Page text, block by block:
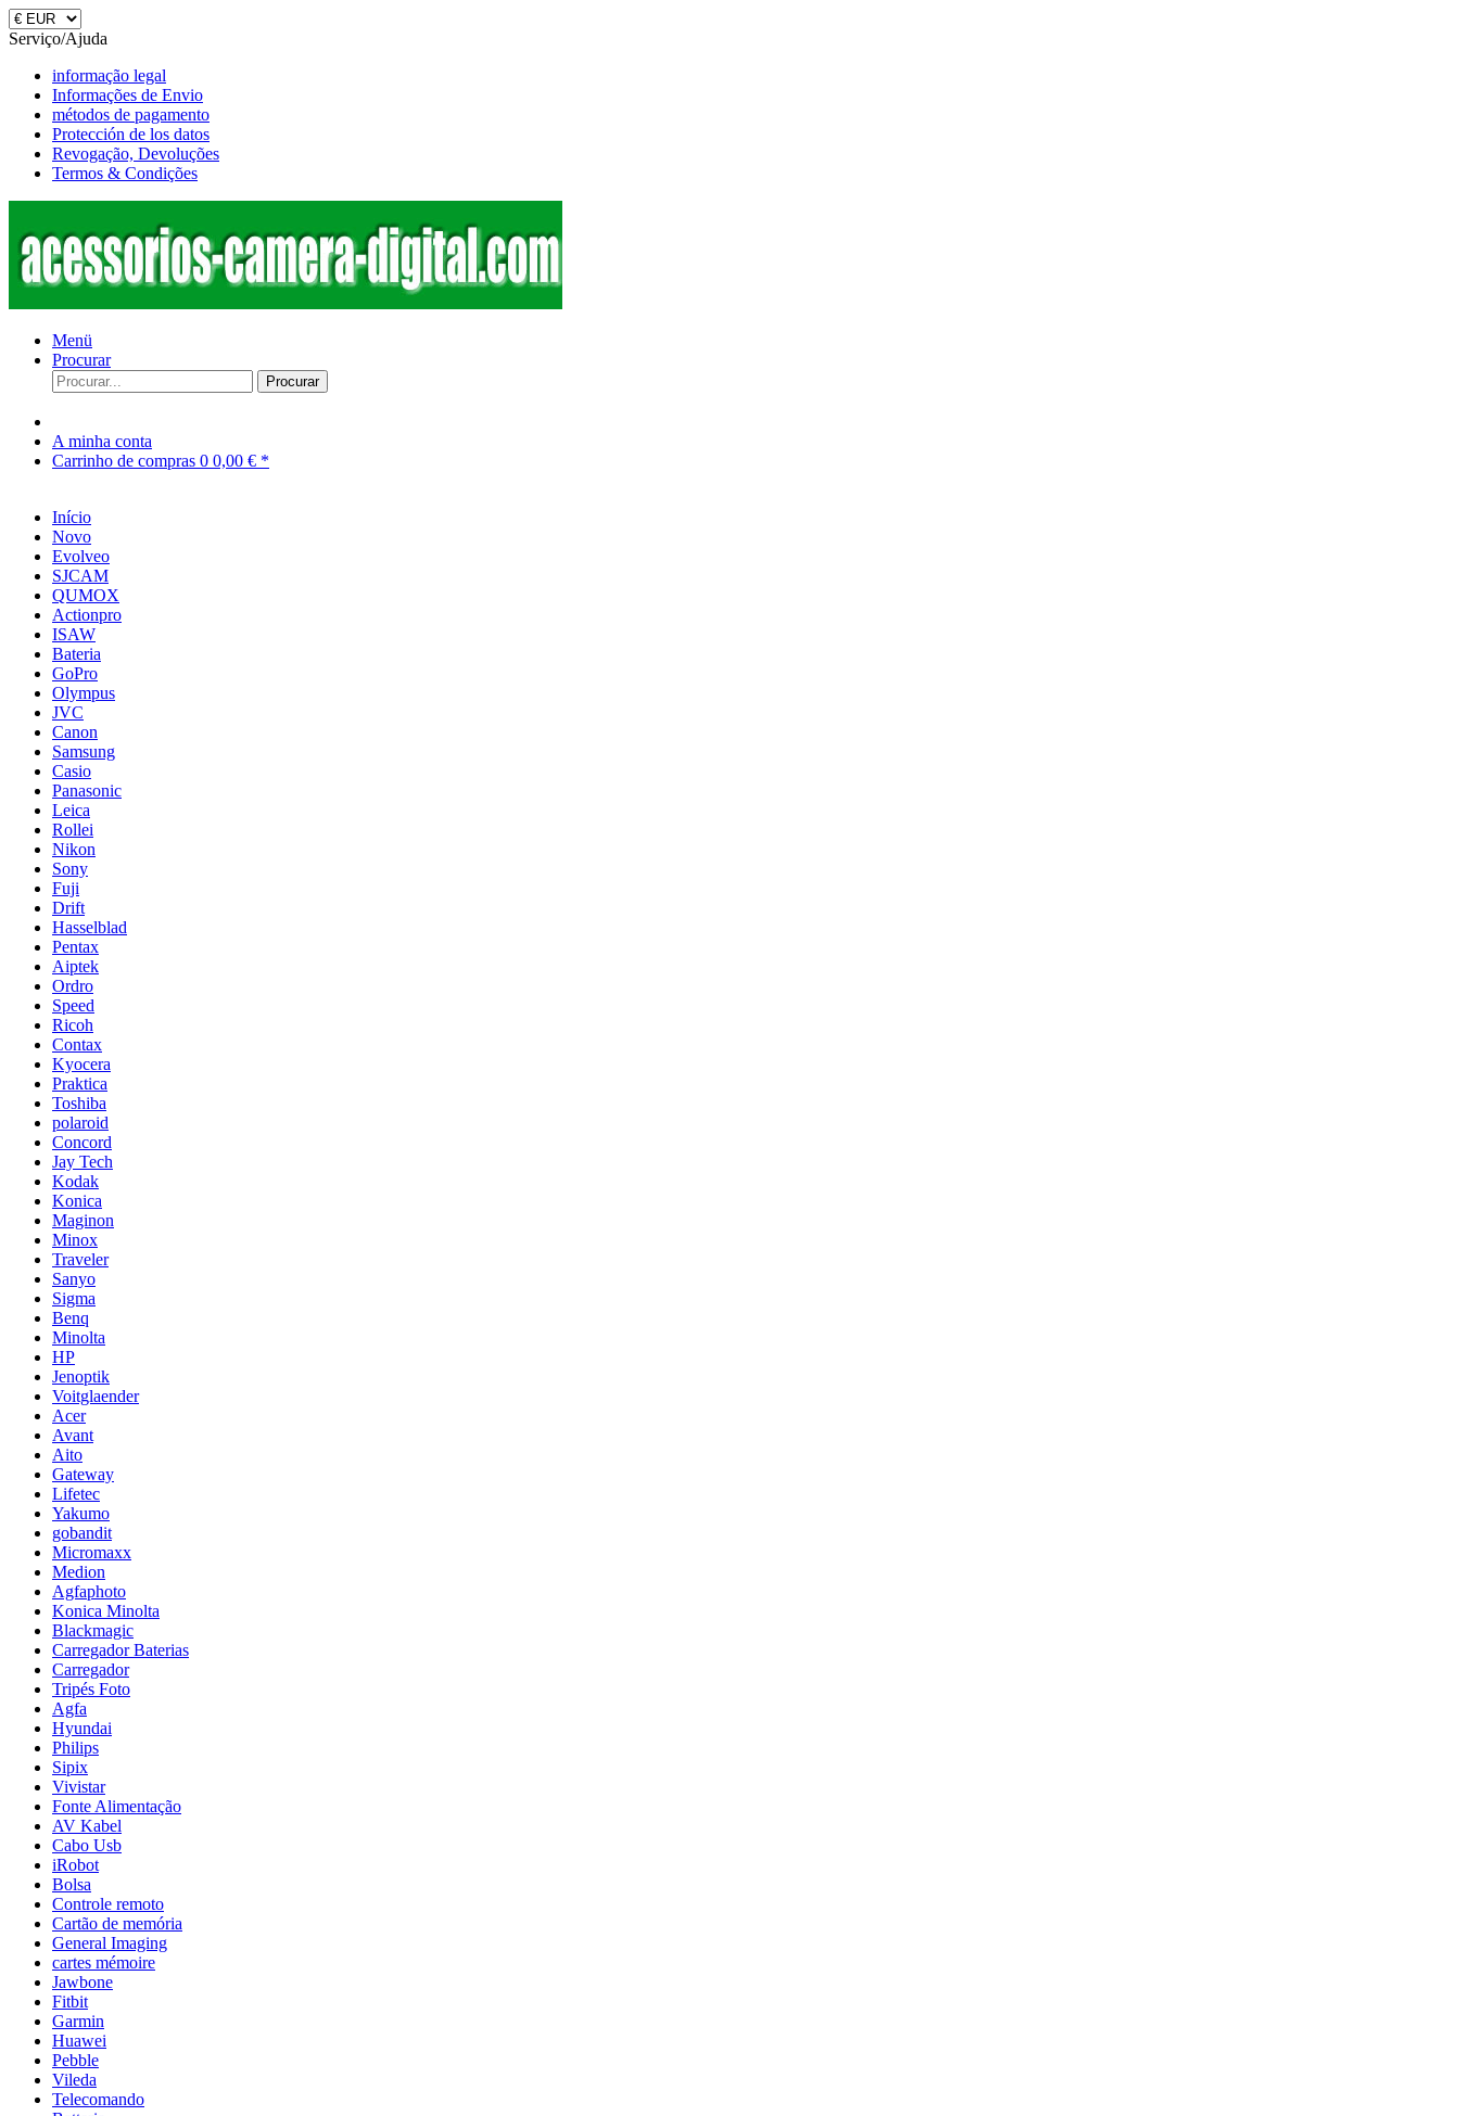
Serviço/Ajuda
informação legal
Informações de Envio
métodos de pagamento
Protección de los datos
Revogação, Devoluções
Termos & Condições
Menü
Procurar
Procurar
A minha conta
Carrinho de compras 0 0,00 € *
Início
Novo
Evolveo
SJCAM
QUMOX
Actionpro
ISAW
Bateria
GoPro
Olympus
JVC
Canon
Samsung
Casio
Panasonic
Leica
Rollei
Nikon
Sony
Fuji
Drift
Hasselblad
Pentax
Aiptek
Ordro
Speed
Ricoh
Contax
Kyocera
Praktica
Toshiba
polaroid
Concord
Jay Tech
Kodak
Konica
Maginon
Minox
Traveler
Sanyo
Sigma
Benq
Minolta
HP
Jenoptik
Voitglaender
Acer
Avant
Aito
Gateway
Lifetec
Yakumo
gobandit
Micromaxx
Medion
Agfaphoto
Konica Minolta
Blackmagic
Carregador Baterias
Carregador
Tripés Foto
Agfa
Hyundai
Philips
Sipix
Vivistar
Fonte Alimentação
AV Kabel
Cabo Usb
iRobot
Bolsa
Controle remoto
Cartão de memória
General Imaging
cartes mémoire
Jawbone
Fitbit
Garmin
Huawei
Pebble
Vileda
Telecomando